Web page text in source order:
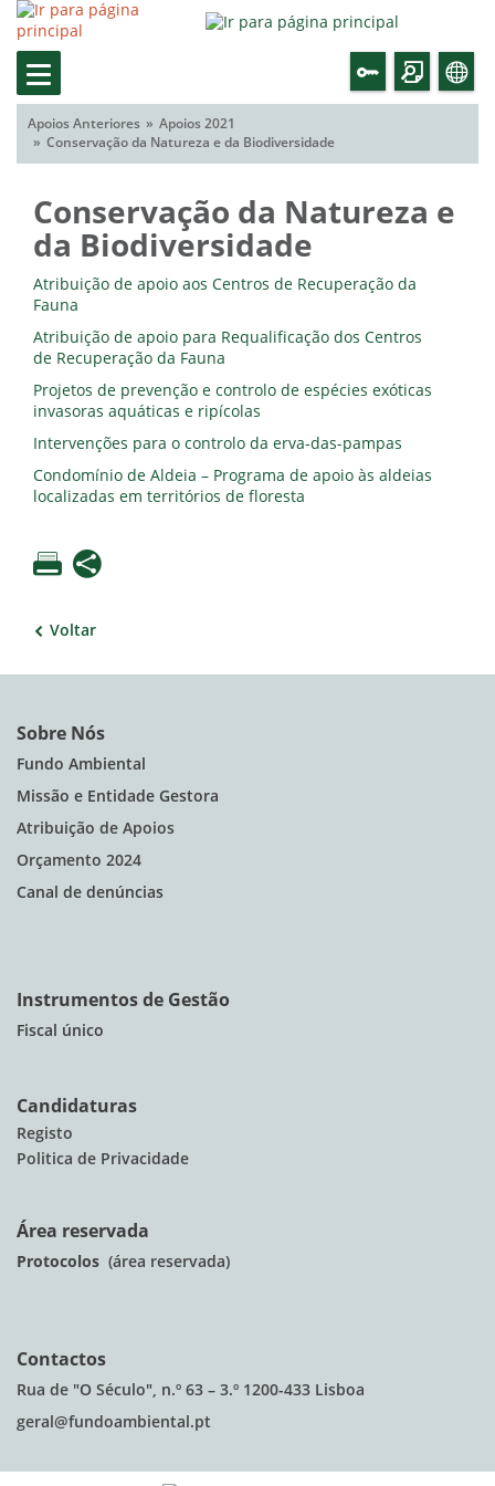
Apoios Anteriores
Apoios 2021
Conservação da Natureza e da Biodiversidade
Conservação da Natureza e
da Biodiversidade
Atribuição de apoio aos Centros de Recuperação da
Fauna
Atribuição de apoio para Requalificação dos Centros
de Recuperação da Fauna
Projetos de prevenção e controlo de espécies exóticas
invasoras aquáticas e ripícolas
Intervenções para o controlo da erva-das-pampas
Condomínio de Aldeia – Programa de apoio às aldeias
localizadas em territórios de floresta
Voltar
Sobre Nós
Fundo Ambiental
Missão e Entidade Gestora
Atribuição de Apoios
Orçamento 2024
Canal de denúncias
Instrumentos de Gestão
Fiscal único
Candidaturas
Registo
Politica de Privacidade
Área reservada
Protocolos (área reservada)
Contactos
Rua de "O Século", n.º 63 – 3.º 1200-433 Lisboa
geral@fundoambiental.pt